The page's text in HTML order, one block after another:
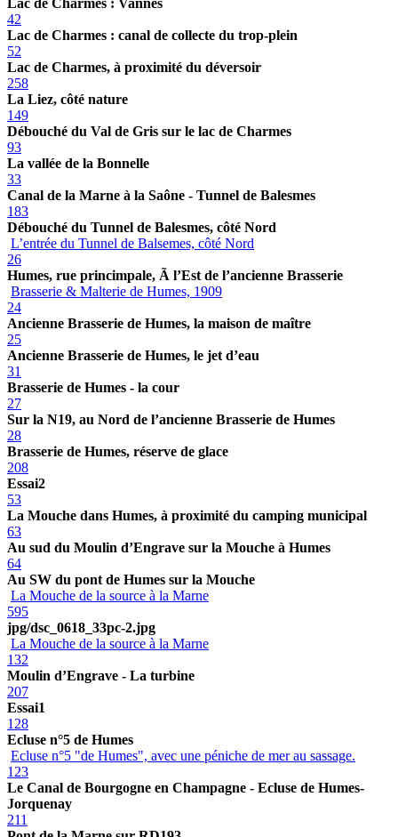
42
Lac de Charmes : canal de collecte du trop-plein
52
Lac de Charmes, à proximité du déversoir
258
La Liez, côté nature
149
Débouché du Val de Gris sur le lac de Charmes
93
La vallée de la Bonnelle
33
Canal de la Marne à la Saône - Tunnel de Balesmes
183
Débouché du Tunnel de Balesmes, côté Nord
L’entrée du Tunnel de Balsemes, côté Nord
26
Humes, rue princimpale, Ã l’Est de l’ancienne Brasserie
Brasserie & Malterie de Humes, 1909
24
Ancienne Brasserie de Humes, la maison de maître
25
Ancienne Brasserie de Humes, le jet d’eau
31
Brasserie de Humes - la cour
27
Sur la N19, au Nord de l’ancienne Brasserie de Humes
28
Brasserie de Humes, réserve de glace
208
Essai2
53
La Mouche dans Humes, à proximité du camping municipal
63
Au sud du Moulin d’Engrave sur la Mouche à Humes
64
Au SW du pont de Humes sur la Mouche
La Mouche de la source à la Marne
595
jpg/dsc_0618_33pc-2.jpg
La Mouche de la source à la Marne
132
Moulin d’Engrave - La turbine
207
Essai1
128
Ecluse n°5 de Humes
Ecluse n°5 "de Humes", avec une péniche de mer au sassage.
123
Le Canal de Bourgogne en Champagne - Ecluse de Humes-
Jorquenay
211